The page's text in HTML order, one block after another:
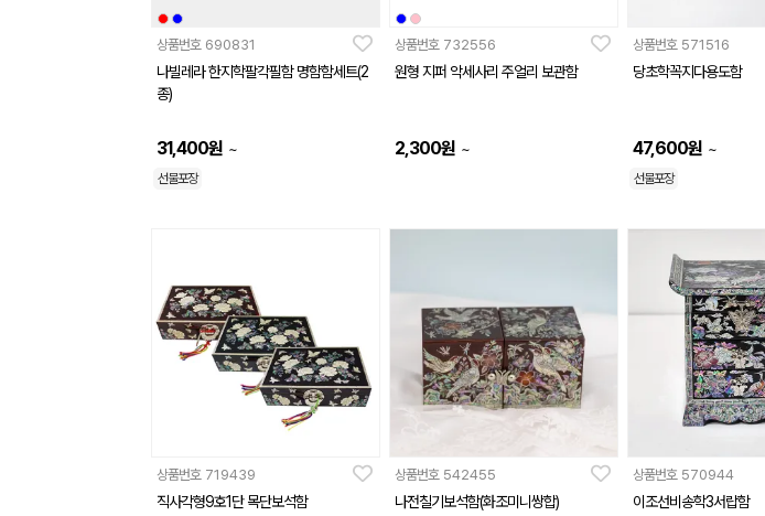
상품번호 690831
나빌레라 한지학팔각필함 명함함세트(2
종)
31,400원 ~
선물포장
상품번호 732556
원형 지퍼 악세사리 주얼리 보관함
2,300원 ~
상품번호 571516
당초학꼭지다용도함
47,600원 ~
선물포장
상품번호 719439
직사각형9호1단 목단보석함
상품번호 542455
나전칠기보석함(화조미니쌍합)
상품번호 570944
이조선비송학3서랍함